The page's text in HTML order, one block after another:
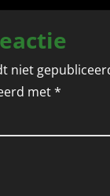
niet
met*